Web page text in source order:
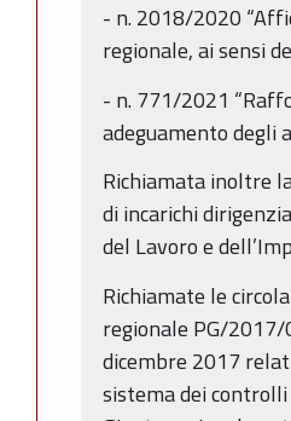
- n. 2018/2020
regionale, ai sensi
- n. 771/2021
adeguamento degli
Richiamata inoltre
di incarichi
del Lavoro e
Richiamate le
regionale PG/
dicembre 2017
sistema dei